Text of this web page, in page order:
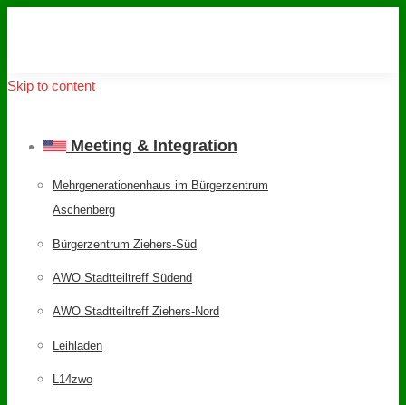
Skip to content
Meeting & Integration
Mehrgenerationenhaus im Bürgerzentrum
Aschenberg
Bürgerzentrum Ziehers-Süd
AWO Stadtteiltreff Südend
AWO Stadtteiltreff Ziehers-Nord
Leihladen
L14zwo